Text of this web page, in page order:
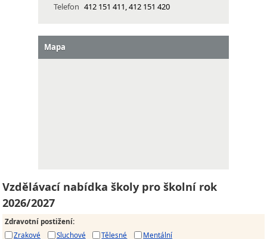
Telefon 412 151 411, 412 151 420
Mapa
Vzdělávací nabídka školy pro školní rok
2026/2027
Zdravotní postižení:
Zrakové
Sluchové Tělesné
Mentální